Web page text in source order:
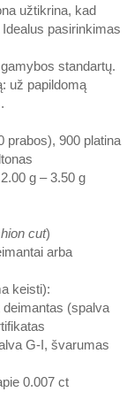
užtikrina, kad
pasirinkimas
standartų.
už papildomą
prabos), 900 platina
g – 3.50 g
cut)
arba
keisti):
deimantas (spalva
G-I, švarumas
0.007 ct